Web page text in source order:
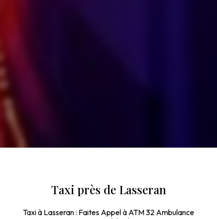
Taxi près de Lasseran
Taxi à Lasseran : Faites Appel à ATM 32 Ambulance